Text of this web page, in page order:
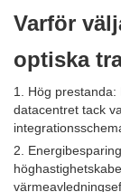
Varför
optiska
1. Hög
datacentret tack
2.